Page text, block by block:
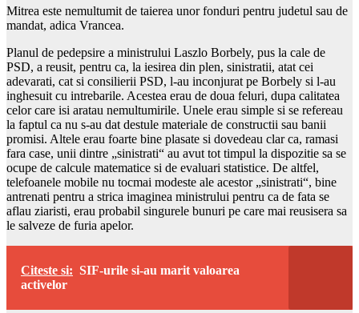
Mitrea este nemultumit de taierea unor fonduri pentru judetul sau de
mandat, adica Vrancea.
Planul de pedepsire a ministrului Laszlo Borbely, pus la cale de
PSD, a reusit, pentru ca, la iesirea din plen, sinistratii, atat cei
adevarati, cat si consilierii PSD, l-au inconjurat pe Borbely si l-au
inghesuit cu intrebarile. Acestea erau de doua feluri, dupa calitatea
celor care isi aratau nemultumirile. Unele erau simple si se refereau
la faptul ca nu s-au dat destule materiale de constructii sau banii
promisi. Altele erau foarte bine plasate si dovedeau clar ca, ramasi
fara case, unii dintre „sinistrati“ au avut tot timpul la dispozitie sa se
ocupe de calcule matematice si de evaluari statistice. De altfel,
telefoanele mobile nu tocmai modeste ale acestor „sinistrati“, bine
antrenati pentru a strica imaginea ministrului pentru ca de fata se
aflau ziaristi, erau probabil singurele bunuri pe care mai reusisera sa
le salveze de furia apelor.
Citeste si: SIF-urile si-au marit valoarea
activelor